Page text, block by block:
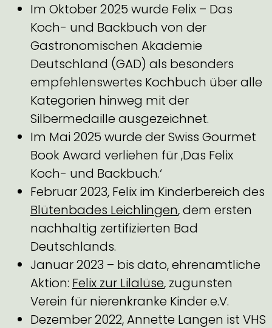
Im Oktober 2025 wurde Felix – Das
Koch- und Backbuch von der
Gastronomischen Akademie
Deutschland (GAD) als besonders
empfehlenswertes Kochbuch über alle
Kategorien hinweg mit der
Silbermedaille ausgezeichnet.
Im Mai 2025 wurde der Swiss Gourmet
Book Award verliehen für ‚Das Felix
Koch- und Backbuch.‘
Februar 2023, Felix im Kinderbereich des
Blütenbades Leichlingen, dem ersten
nachhaltig zertifizierten Bad
Deutschlands.
Januar 2023 – bis dato, ehrenamtliche
Aktion: Felix zur Lilalüse, zugunsten
Verein für nierenkranke Kinder e.V.
Dezember 2022, Annette Langen ist VHS